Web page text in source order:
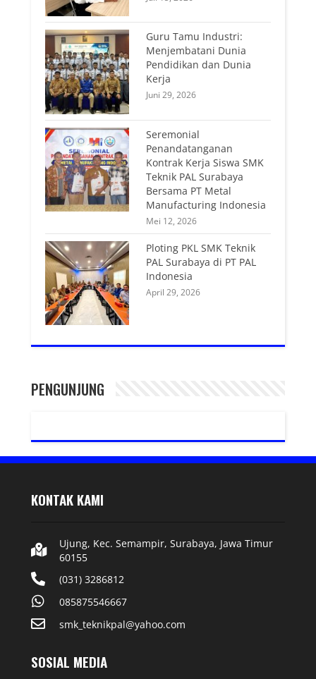
Guru Tamu Industri:
Menjembatani Dunia
Pendidikan dan Dunia
Kerja
Juni 29, 2026
Seremonial
Penandatanganan
Kontrak Kerja Siswa SMK
Teknik PAL Surabaya
Bersama PT Metal
Manufacturing Indonesia
Mei 12, 2026
Ploting PKL SMK Teknik
PAL Surabaya di PT PAL
Indonesia
April 29, 2026
PENGUNJUNG
KONTAK KAMI
Ujung, Kec. Semampir, Surabaya, Jawa Timur
60155
(031) 3286812
085875546667
smk_teknikpal@yahoo.com
SOSIAL MEDIA